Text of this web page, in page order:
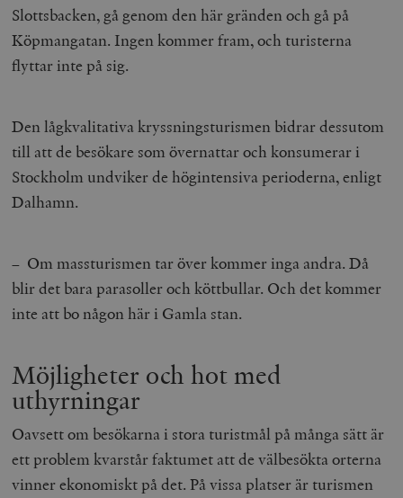
Slottsbacken, gå genom den här gränden och gå på
Köpmangatan. Ingen kommer fram, och turisterna
flyttar inte på sig.
Den lågkvalitativa kryssningsturismen bidrar dessutom
till att de besökare som övernattar och konsumerar i
Stockholm undviker de högintensiva perioderna, enligt
Dalhamn.
– Om massturismen tar över kommer inga andra. Då
blir det bara parasoller och köttbullar. Och det kommer
inte att bo någon här i Gamla stan.
Möjligheter och hot med
uthyrningar
Oavsett om besökarna i stora turistmål på många sätt är
ett problem kvarstår faktumet att de välbesökta orterna
vinner ekonomiskt på det. På vissa platser är turismen